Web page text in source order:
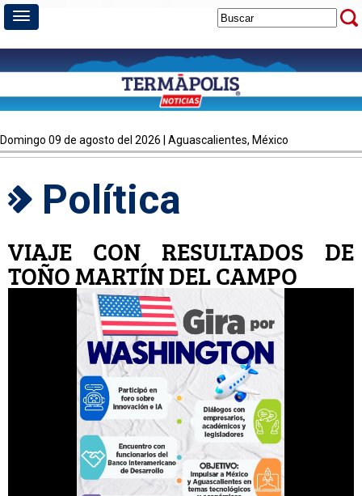
domingo 09 de agosto del 2026 | Aguascalientes, México
Política
VIAJE CON RESULTADOS DE
TOÑO MARTÍN DEL CAMPO